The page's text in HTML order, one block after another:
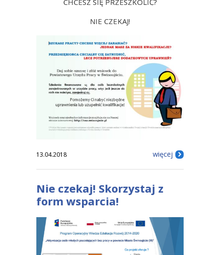
NIE CZEKAJ!
13.04.2018 więcej
Nie czekaj! Skorzystaj z
form wsparcia!